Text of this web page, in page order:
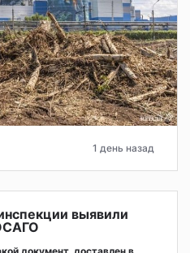
1 день назад
выявили